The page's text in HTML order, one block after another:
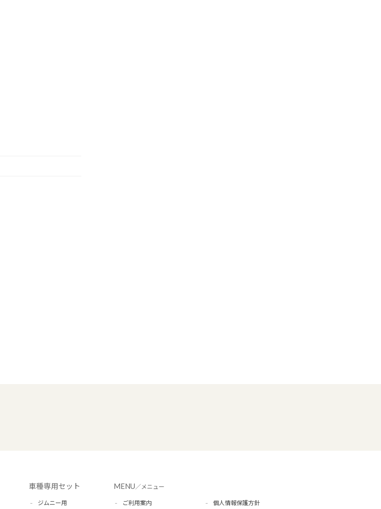
車種専用セット
ジムニー用
MENU／メニュー
ご利用案内 個人情報保護方針